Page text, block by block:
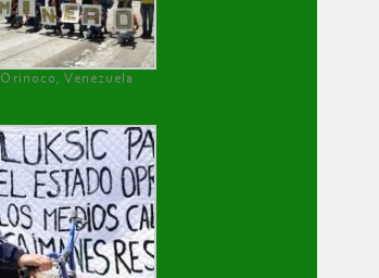
Orinoco, Venezuela